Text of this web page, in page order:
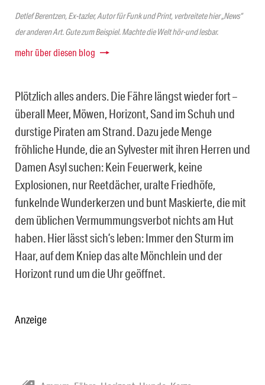
Detlef Berentzen, Ex-tazler, Autor für Funk und Print, verbreitete hier „News“
der anderen Art. Gute zum Beispiel. Machte die Welt hör-und lesbar.
mehr über diesen blog
Plötzlich alles anders. Die Fähre längst wieder fort –
überall Meer, Möwen, Horizont, Sand im Schuh und
durstige Piraten am Strand. Dazu jede Menge
fröhliche Hunde, die an Sylvester mit ihren Herren und
Damen Asyl suchen: Kein Feuerwerk, keine
Explosionen, nur Reetdächer, uralte Friedhöfe,
funkelnde Wunderkerzen und bunt Maskierte, die mit
dem üblichen Vermummungsverbot nichts am Hut
haben. Hier lässt sich’s leben: Immer den Sturm im
Haar, auf dem Kniep das alte Mönchlein und der
Horizont rund um die Uhr geöffnet.
Anzeige